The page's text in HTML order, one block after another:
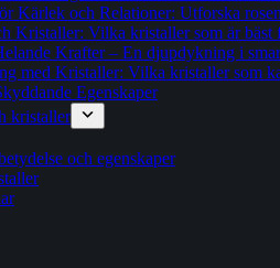
Kärlek och Relationer: Utforska
Kristaller: Vilka kristaller som är bäst
Krafter – En djupdykning i
med Kristaller: Vilka kristaller som
Egenskaper
kristaller
och egenskaper